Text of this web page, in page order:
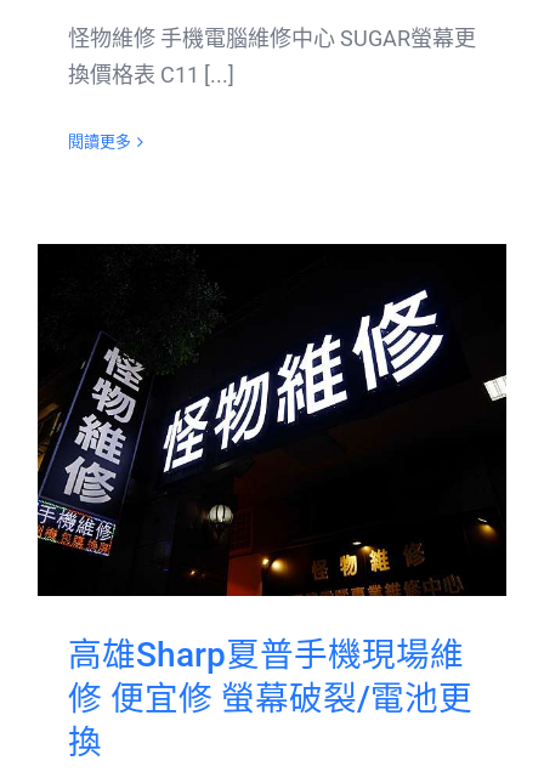
怪物維修 手機電腦維修中心 SUGAR螢幕更
換價格表 C11 [...]
閱讀更多
高雄Sharp夏普手機現場維
修 便宜修 螢幕破裂/電池更
換